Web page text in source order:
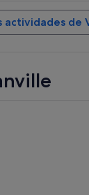
actividades de